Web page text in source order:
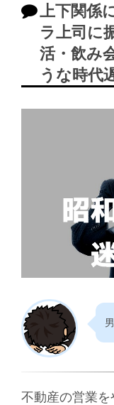
上下関係
ラ上司に
活・飲み
うな時代
不動産の営業